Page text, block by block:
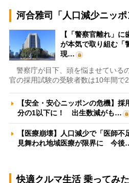
河合雅司「人口減少ニッポ
【「警察官離れ」
が本気で取り組む
現…
警察庁が目下、頭を悩ませている
官の採用試験の受験者数は10年間で
【安全・安心ニッポンの危機】
分の1以下に！ 出生数減がも…
【医療崩壊】人口減少で「医師
見舞われ地域医療が限界に 今後
快適クルマ生活 乗ってみ